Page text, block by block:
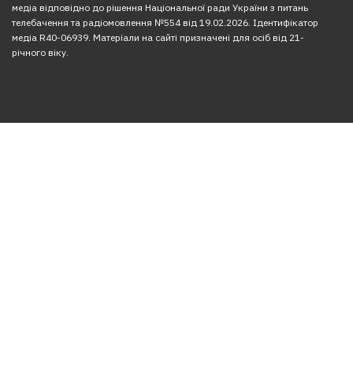
медіа відповідно до рішення Національної ради України з питань
телебачення та радіомовлення №554 від 19.02.2026. Ідентифікатор
медіа R40-06939. Матеріали на сайті призначені для осіб від 21-
річного віку.